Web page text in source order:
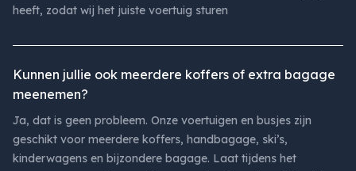
heeft, zodat wij het juiste voertuig sturen
Kunnen jullie ook meerdere koffers of extra bagage
meenemen?
Ja, dat is geen probleem. Onze voertuigen en busjes zijn
geschikt voor meerdere koffers, handbagage, ski’s,
kinderwagens en bijzondere bagage. Laat tijdens het